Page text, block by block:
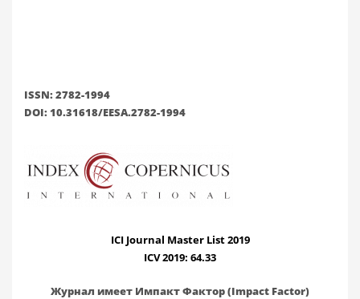
ISSN: 2782-1994
DOI: 10.31618/EESA.2782-1994
ICI Journal Master List 2019
ICV 2019: 64.33
Журнал имеет Импакт Фактор (Impact Factor)